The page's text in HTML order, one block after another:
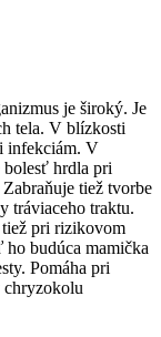
je široký. Je
tela. V blízkosti
infekciám. V
hrdla pri
tiež tvorbe
tráviaceho traktu.
tiež pri rizikovom
budúca mamička
Pomáha pri